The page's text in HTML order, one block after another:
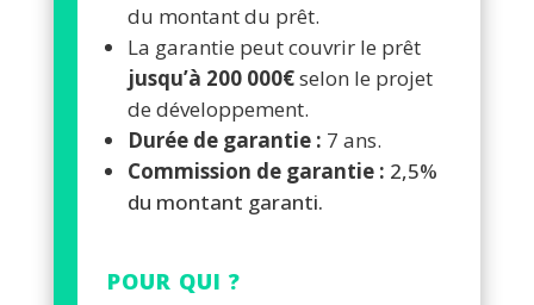
du montant du prêt.
La garantie peut couvrir le prêt
jusqu’à 200 000€selon le projet
de développement.
Durée de garantie : 7 ans.
Commission de garantie : 2,5%
du montant garanti.
POUR QUI ?